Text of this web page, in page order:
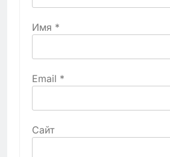
Имя *
Email *
Сайт